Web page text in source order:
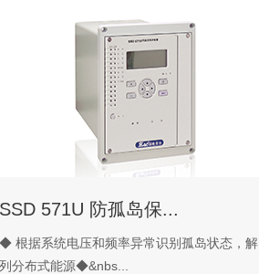
SSD 571U 防孤岛保...
◆ 根据系统电压和频率异常识别孤岛状态，解
列分布式能源◆&nbs...